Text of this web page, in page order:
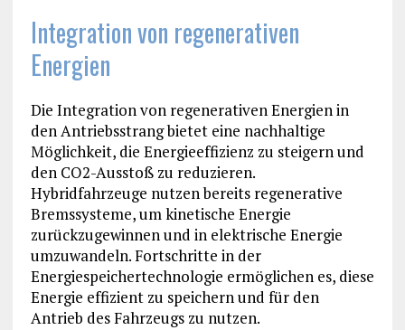
Integration von regenerativen
Energien
Die Integration von regenerativen Energien in
den Antriebsstrang bietet eine nachhaltige
Möglichkeit, die Energieeffizienz zu steigern und
den CO2-Ausstoß zu reduzieren.
Hybridfahrzeuge nutzen bereits regenerative
Bremssysteme, um kinetische Energie
zurückzugewinnen und in elektrische Energie
umzuwandeln. Fortschritte in der
Energiespeichertechnologie ermöglichen es, diese
Energie effizient zu speichern und für den
Antrieb des Fahrzeugs zu nutzen.